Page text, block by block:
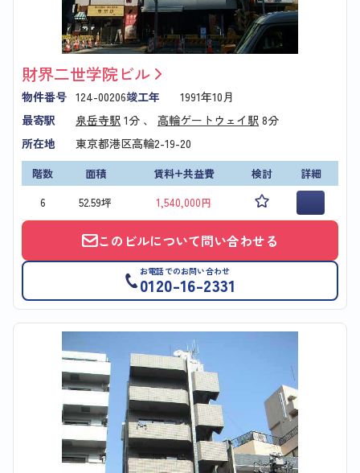
財界二世学院ビル
物件番号 124-00206竣工年
1991年10月
最寄駅
泉岳寺駅 1分 、 高輪ゲートウェイ駅 8分
所在地
東京都港区高輪2-19-20
階数 面積 賃料+共益費 検討
詳細
6
52.59坪 1,540,000円
このビルについて問い合わせる
お電話でのお問い合わせ
0120-16-2331